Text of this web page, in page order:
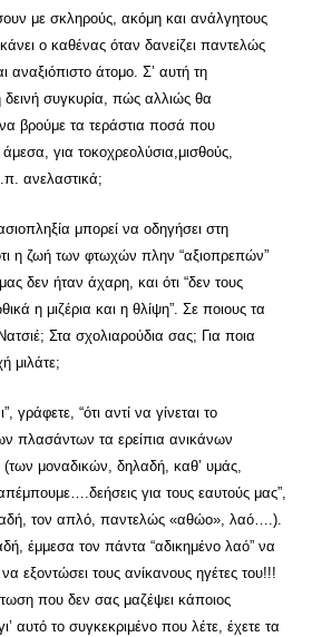
με σκληρούς, ακόμη και ανάλγητους
ο καθένας όταν δανείζει παντελώς
αναξιόπιστο άτομο. Σ’ αυτή τη
δεινή συγκυρία, πώς αλλιώς θα
βρούμε τα τεράστια ποσά που
άμεσα, για τoκοχρεολύσια,μισθούς,
ανελαστικά;
μπορεί να οδηγήσει στη
η ζωή των φτωχών πλην “αξιοπρεπών”
δεν ήταν άχαρη, και ότι “δεν τους
η μιζέρια και η θλίψη”. Σε ποιους τα
Στα σχολιαρούδια σας; Για ποια
μιλάτε;
γράφετε, “ότι αντί να γίνεται το
πλασάντων τα ερείπια ανικάνων
(των μοναδικών, δηλαδή, καθ’ υμάς,
για τους εαυτούς μας”,
τον απλό, παντελώς «αθώο», λαό….).
έμμεσα τον πάντα “αδικημένο λαό” να
να εξοντώσει τους ανίκανους ηγέτες του!!!
που δεν σας μαζέψει κάποιος
αυτό το συγκεκριμένο που λέτε, έχετε τα